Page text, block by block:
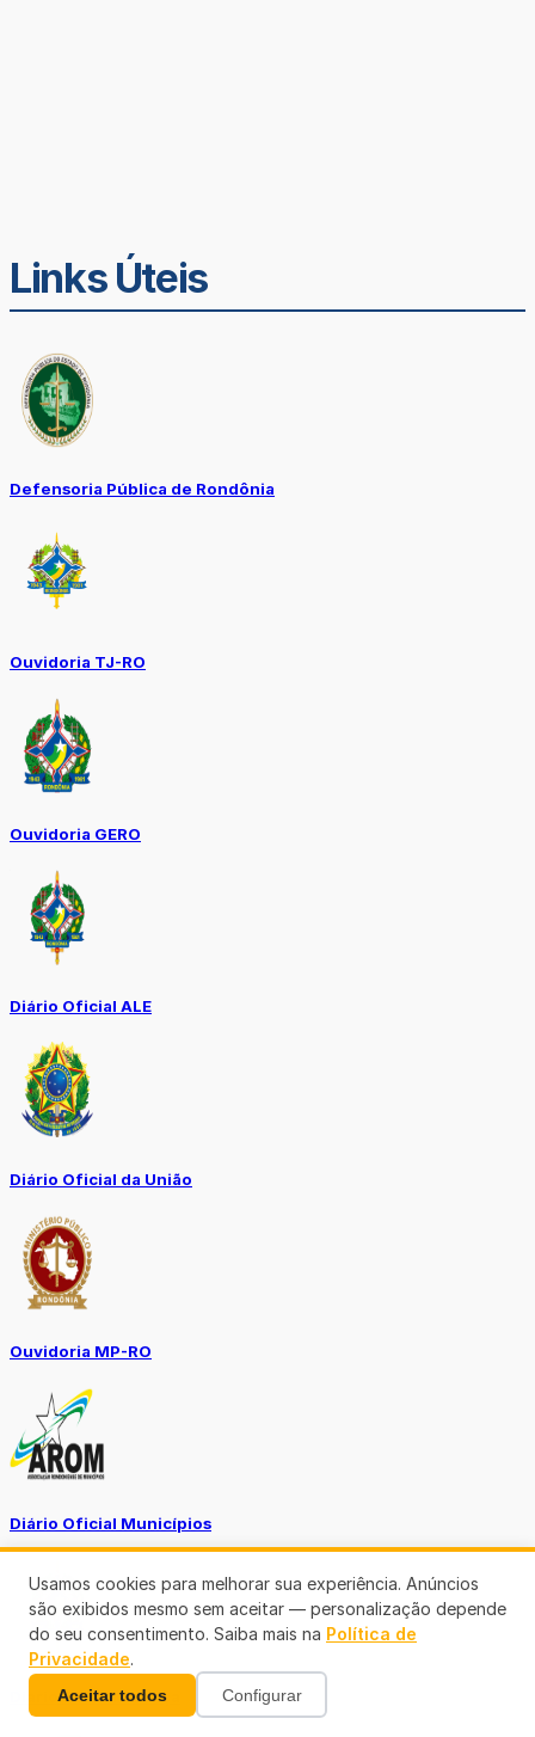
Links Úteis
Defensoria Pública de Rondônia
Ouvidoria TJ-RO
Ouvidoria GERO
Diário Oficial ALE
Diário Oficial da União
Ouvidoria MP-RO
Diário Oficial Municípios
Diario Oficial Justiça
Usamos cookies para melhorar sua experiência. Anúncios
são exibidos mesmo sem aceitar — personalização depende
do seu consentimento. Saiba mais na Política de
Privacidade.
Aceitar todos Configurar